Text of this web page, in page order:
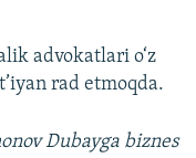
advokatlari o‘z
rad etmoqda.
Dubayga biznes